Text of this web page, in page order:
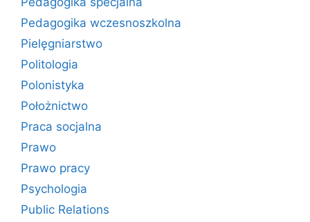
Pedagogika wczesnoszkolna
Pielęgniarstwo
Politologia
Polonistyka
Położnictwo
Praca socjalna
Prawo
Prawo pracy
Psychologia
Public Relations